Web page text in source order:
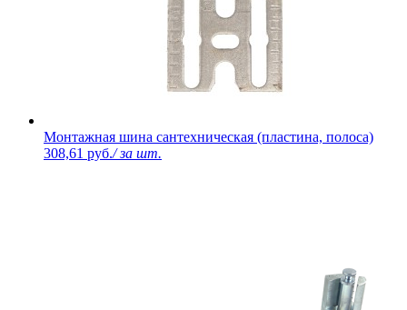
Монтажная шина сантехническая (пластина, полоса)
308,61 руб./ за шт.